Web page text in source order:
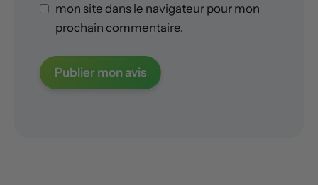
mon site dans le navigateur pour mon
prochain commentaire.